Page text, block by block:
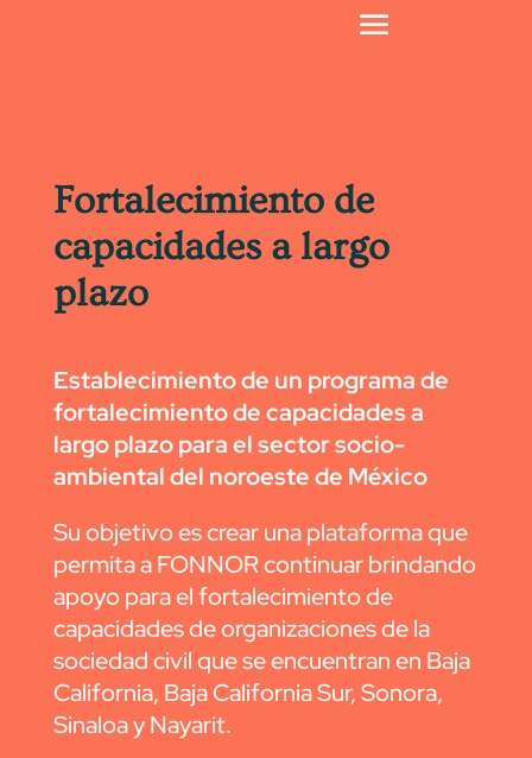
Fortalecimiento de
capacidades a largo
plazo
Establecimiento de un programa de
fortalecimiento de capacidades a
largo plazo para el sector socio-
ambiental del noroeste de México
Su objetivo es crear una plataforma que
permita a FONNOR continuar brindando
apoyo para el fortalecimiento de
capacidades de organizaciones de la
sociedad civil que se encuentran en Baja
California, Baja California Sur, Sonora,
Sinaloa y Nayarit.